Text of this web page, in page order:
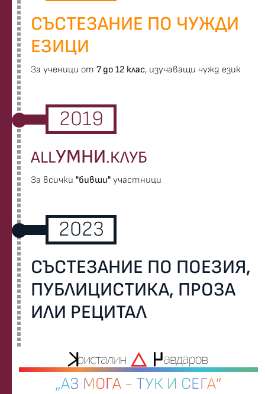
СЪСТЕЗАНИЕ ПО ЧУЖДИ
ЕЗИЦИ
За ученици от 7 до 12 клас, изучаващи чужд език
2019
ALLУМНИ.КЛУБ
За всички "бивши" участници
2023
СЪСТЕЗАНИЕ ПО ПОЕЗИЯ,
ПУБЛИЦИСТИКА, ПРОЗА
ИЛИ РЕЦИТАЛ
„АЗ МОГА - ТУК И СЕГА”